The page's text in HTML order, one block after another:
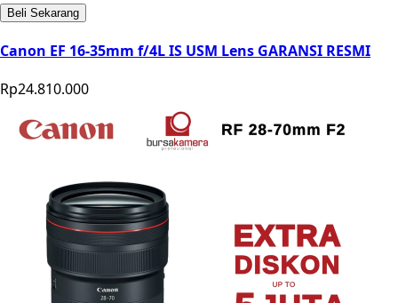
Beli Sekarang
Canon EF 16-35mm f/4L IS USM Lens GARANSI RESMI
Rp24.810.000